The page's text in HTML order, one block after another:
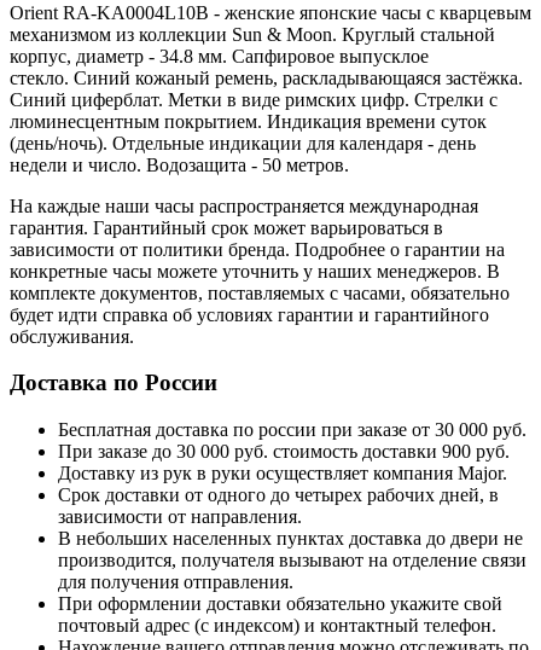
Orient RA-KA0004L10B - женские японские часы с кварцевым
механизмом из коллекции Sun & Moon. Круглый стальной
корпус, диаметр - 34.8 мм. Сапфировое выпусклое
стекло. Синий кожаный ремень, раскладывающаяся застёжка.
Синий циферблат. Метки в виде римских цифр. Стрелки с
люминесцентным покрытием. Индикация времени суток
(день/ночь). Отдельные индикации для календаря - день
недели и число. Водозащита - 50 метров.
На каждые наши часы распространяется международная
гарантия. Гарантийный срок может варьироваться в
зависимости от политики бренда. Подробнее о гарантии на
конкретные часы можете уточнить у наших менеджеров. В
комплекте документов, поставляемых с часами, обязательно
будет идти справка об условиях гарантии и гарантийного
обслуживания.
Доставка по России
Бесплатная доставка по россии при заказе от 30 000 руб.
При заказе до 30 000 руб. стоимость доставки 900 руб.
Доставку из рук в руки осуществляет компания Major.
Срок доставки от одного до четырех рабочих дней, в
зависимости от направления.
В небольших населенных пунктах доставка до двери не
производится, получателя вызывают на отделение связи
для получения отправления.
При оформлении доставки обязательно укажите свой
почтовый адрес (с индексом) и контактный телефон.